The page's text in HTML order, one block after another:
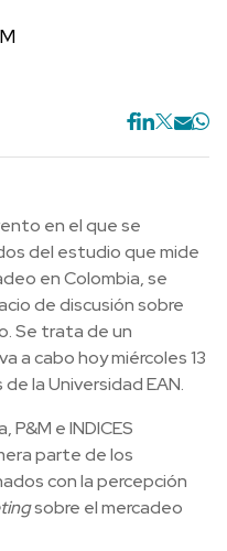
en el que se
del estudio que mide
en Colombia, se
de discusión sobre
Se trata de un
a cabo hoy miércoles 13
la Universidad EAN.
P&M e INDICES
parte de los
con la percepción
sobre el mercadeo